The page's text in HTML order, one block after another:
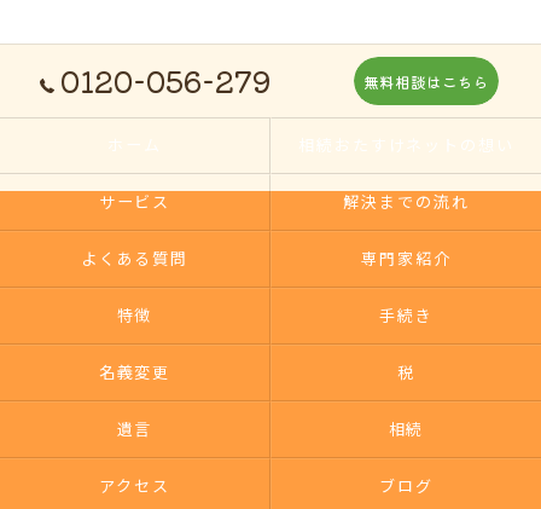
0120-056-279 無料相談はこちら
ホーム 相続おたすけネットの想い
サービス 解決までの流れ
よくある質問 専門家紹介
特徴 手続き
名義変更 税
遺言 相続
アクセス ブログ